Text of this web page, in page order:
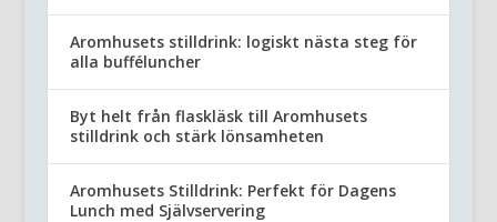
Aromhusets stilldrink: logiskt nästa steg för
alla bufféluncher
Byt helt från flaskläsk till Aromhusets
stilldrink och stärk lönsamheten
Aromhusets Stilldrink: Perfekt för Dagens
Lunch med Självservering